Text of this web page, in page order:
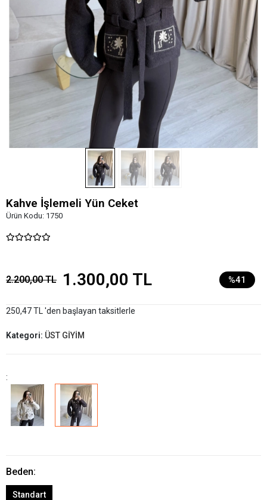
Kahve İşlemeli Yün Ceket
Ürün Kodu: 1750
2.200,00 TL 1.300,00 TL %41
250,47 TL 'den başlayan taksitlerle
Kategori: ÜST GİYİM
:
Beden:
Standart